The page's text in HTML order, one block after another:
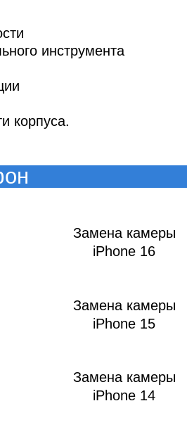
инструмента
корпуса.
Замена камеры
iPhone 16
Замена камеры
iPhone 15
Замена камеры
iPhone 14